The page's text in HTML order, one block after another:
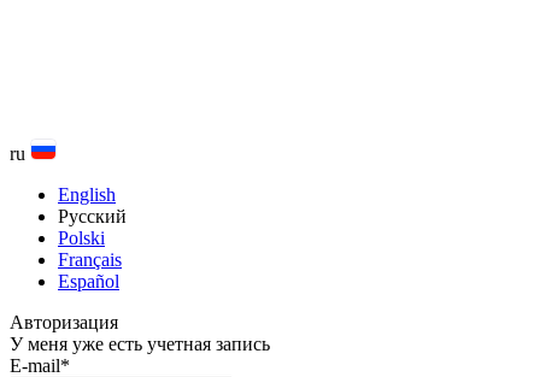
ru
English
Русский
Polski
Français
Español
Авторизация
У меня уже есть учетная запись
E-mail*